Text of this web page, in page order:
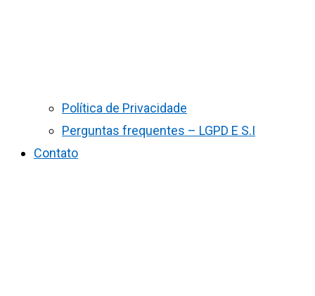
Política de Privacidade
Perguntas frequentes – LGPD E S.I
Contato